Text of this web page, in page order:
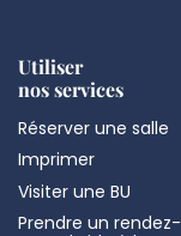
Utiliser
nos services
Réserver une salle
Imprimer
Visiter une BU
Prendre un rendez-